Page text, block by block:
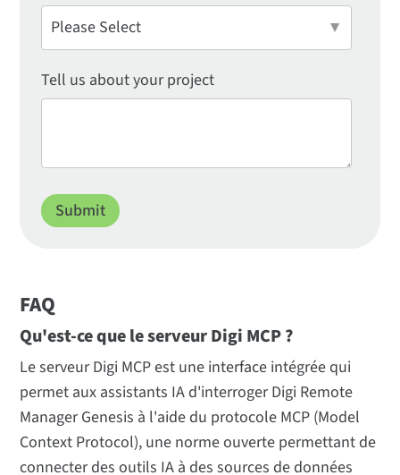
Tell us about your project
FAQ
Qu'est-ce que le serveur Digi MCP ?
Le serveur Digi MCP est une interface intégrée qui
permet aux assistants IA d'interroger Digi Remote
Manager Genesis à l'aide du protocole MCP (Model
Context Protocol), une norme ouverte permettant de
connecter des outils IA à des sources de données